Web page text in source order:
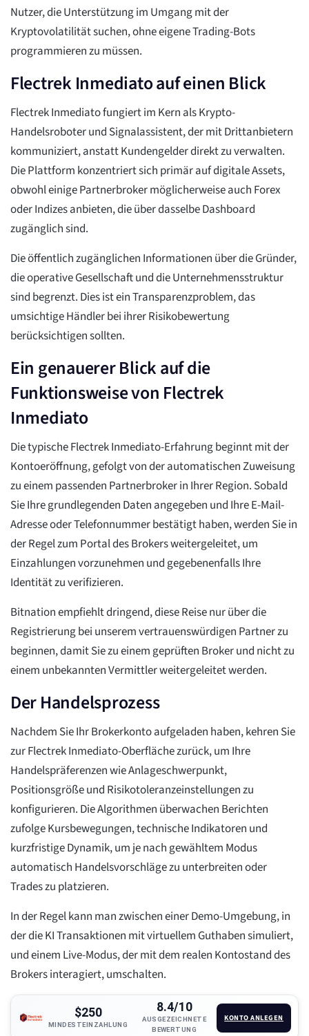
Nutzer, die Unterstützung im Umgang mit der
Kryptovolatilität suchen, ohne eigene Trading-Bots
programmieren zu müssen.
Flectrek Inmediato auf einen Blick
Flectrek Inmediato fungiert im Kern als Krypto-
Handelsroboter und Signalassistent, der mit Drittanbietern
kommuniziert, anstatt Kundengelder direkt zu verwalten.
Die Plattform konzentriert sich primär auf digitale Assets,
obwohl einige Partnerbroker möglicherweise auch Forex
oder Indizes anbieten, die über dasselbe Dashboard
zugänglich sind.
Die öffentlich zugänglichen Informationen über die Gründer,
die operative Gesellschaft und die Unternehmensstruktur
sind begrenzt. Dies ist ein Transparenzproblem, das
umsichtige Händler bei ihrer Risikobewertung
berücksichtigen sollten.
Ein genauerer Blick auf die
Funktionsweise von Flectrek
Inmediato
Die typische Flectrek Inmediato-Erfahrung beginnt mit der
Kontoeröffnung, gefolgt von der automatischen Zuweisung
zu einem passenden Partnerbroker in Ihrer Region. Sobald
Sie Ihre grundlegenden Daten angegeben und Ihre E-Mail-
Adresse oder Telefonnummer bestätigt haben, werden Sie in
der Regel zum Portal des Brokers weitergeleitet, um
Einzahlungen vorzunehmen und gegebenenfalls Ihre
Identität zu verifizieren.
Bitnation empfiehlt dringend, diese Reise nur über die
Registrierung bei unserem vertrauenswürdigen Partner zu
beginnen, damit Sie zu einem geprüften Broker und nicht zu
einem unbekannten Vermittler weitergeleitet werden.
Der Handelsprozess
Nachdem Sie Ihr Brokerkonto aufgeladen haben, kehren Sie
zur Flectrek Inmediato-Oberfläche zurück, um Ihre
Handelspräferenzen wie Anlageschwerpunkt,
Positionsgröße und Risikotoleranzeinstellungen zu
konfigurieren. Die Algorithmen überwachen Berichten
zufolge Kursbewegungen, technische Indikatoren und
kurzfristige Dynamik, um je nach gewähltem Modus
automatisch Handelsvorschläge zu unterbreiten oder
Trades zu platzieren.
In der Regel kann man zwischen einer Demo-Umgebung, in
der die KI Transaktionen mit virtuellem Guthaben simuliert,
und einem Live-Modus, der mit dem realen Kontostand des
Brokers interagiert, umschalten.
$250
MINDESTEINZAHLUNG
8.4/10
AUSGEZEICHNETE
BEWERTUNG
KONTO ANLEGEN